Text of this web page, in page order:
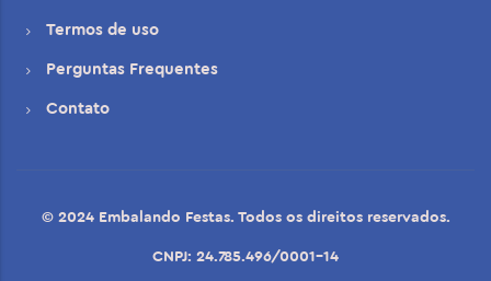
Termos de uso
Perguntas Frequentes
Contato
© 2024 Embalando Festas. Todos os direitos reservados.
CNPJ: 24.785.496/0001-14